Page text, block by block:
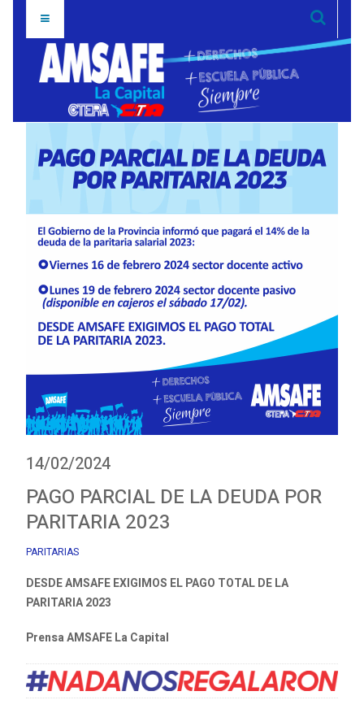
14/02/2024
PAGO PARCIAL DE LA DEUDA POR
PARITARIA 2023
PARITARIAS
DESDE AMSAFE EXIGIMOS EL PAGO TOTAL DE LA
PARITARIA 2023
Prensa AMSAFE La Capital